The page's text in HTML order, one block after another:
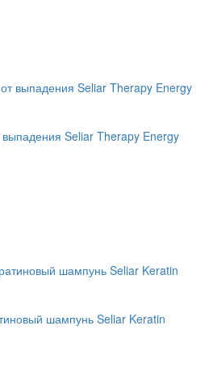
выпадения Seliar Therapy Energy
шампунь Seliar Keratin